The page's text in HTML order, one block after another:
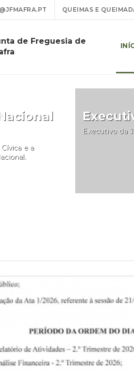
QUEIMAS E
de Freguesia de
e a
Executivo da